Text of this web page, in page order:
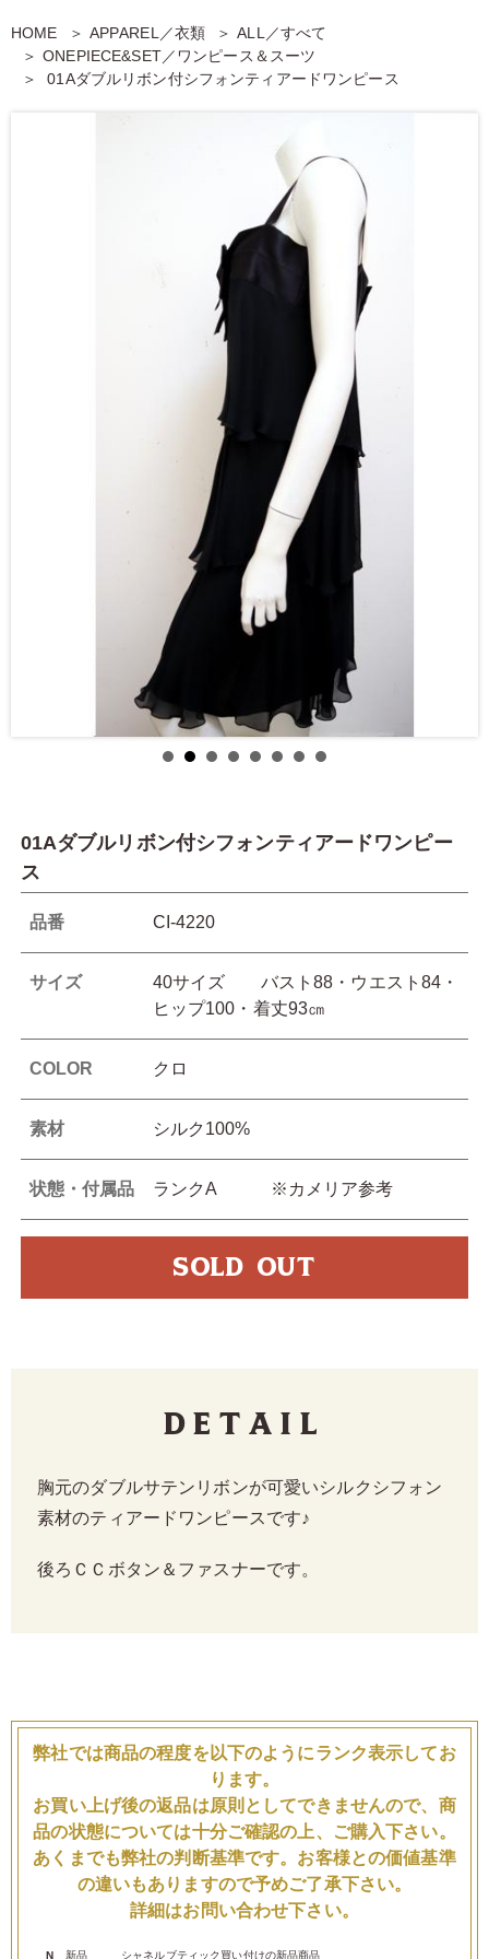
HOME APPAREL／衣類
ALL／すべて
ONEPIECE&SET／ワンピース＆スーツ
01Aダブルリボン付シフォンティアードワンピース
01Aダブルリボン付シフォンティアードワンピー
ス
品番 CI-4220
サイズ
40サイズ バスト88・ウエスト84・
ヒップ100・着丈93㎝
COLOR クロ
素材 シルク100%
状態・付属品 ランクA ※カメリア参考
SOLD OUT
Detail
胸元のダブルサテンリボンが可愛いシルクシフォン
素材のティアードワンピースです♪
後ろＣＣボタン＆ファスナーです。
弊社では商品の程度を以下のようにランク表示してお
ります。
お買い上げ後の返品は原則としてできませんので、商
品の状態については十分ご確認の上、ご購入下さい。
あくまでも弊社の判断基準です。お客様との価値基準
の違いもありますので予めご了承下さい。
詳細はお問い合わせ下さい。
N 新品 シャネルブティック買い付けの新品商品